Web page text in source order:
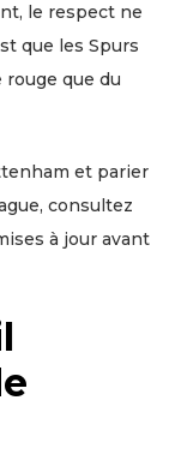
le respect ne
que les Spurs
rouge que du
et parier
consultez
à jour avant